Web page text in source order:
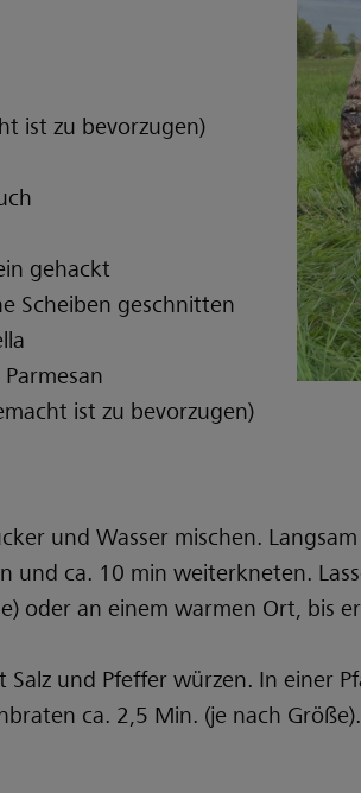
ist zu bevorzugen)
gehackt
Scheiben geschnitten
ist zu bevorzugen)
und Wasser mischen.
und ca. 10 min weiterkneten.
oder an einem warmen Ort, bis
Salz und Pfeffer würzen. In einer
ca. 2,5 Min. (je nach